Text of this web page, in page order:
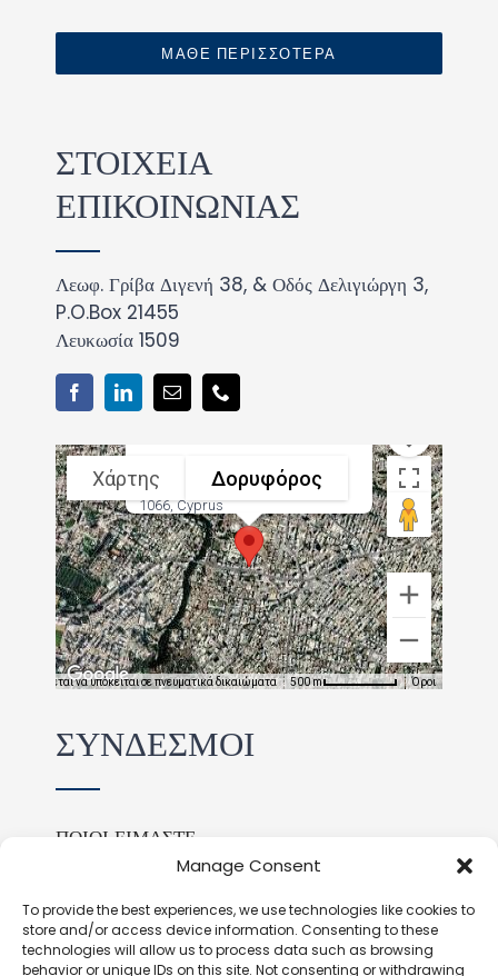
Manage Consent
To provide the best experiences, we use technologies like cookies to
store and/or access device information. Consenting to these
technologies will allow us to process data such as browsing
behavior or unique IDs on this site. Not consenting or withdrawing
ΜΑΘΕ ΠΕΡΙΣΣΟΤΕΡΑ
ΣΤΟΙΧΕΙΑ
ΕΠΙΚΟΙΝΩΝΙΑΣ
Λεωφ. Γρίβα Διγενή 38, & Οδός Δελιγιώργη 3,
P.O.Box 21455
Λευκωσία 1509
38 Georgiou Griva Digeni, Nicosia
1066, Cyprus
Χάρτης Δορυφόρος
ενδέχεται να υπόκειται σε πνευματικά δικαιώματα 500 m Όροι
ΣΥΝΔΕΣΜΟΙ
ΠΟΙΟΙ ΕΙΜΑΣΤΕ
ΔΙΠΛΩΜΑ CMC
ΜΕΛΗ ΤΟΥ ΣΥΝΔΕΣΜΟΥ
ΝΕΑ